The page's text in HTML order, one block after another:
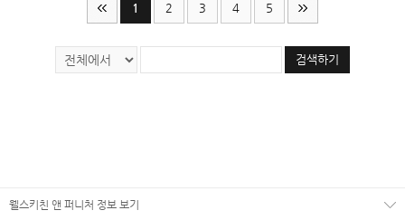
1 2 3 4 5
검색하기
웰스키친 앤 퍼니처 정보 보기